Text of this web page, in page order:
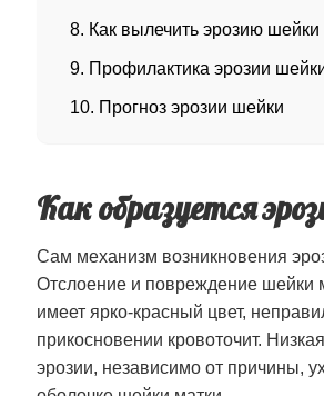
Как вылечить эрозию шейки
Профилактика эрозии
Прогноз эрозии шейки
Как образуется
Сам механизм возникновения
Отслоение и повреждение шейки
имеет ярко-красный цвет,
прикосновении кровоточит.
эрозии, независимо от причины,